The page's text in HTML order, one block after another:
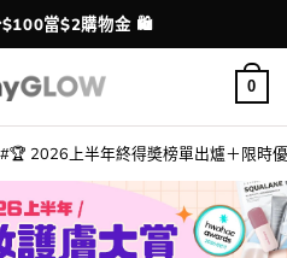
配送港澳
通、PAYME、信用卡付款
0
🏆 2026上半年終得奬榜單出爐＋限時